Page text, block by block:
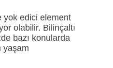
yok edici element
olabilir. Bilinçaltı
bazı konularda
yaşam